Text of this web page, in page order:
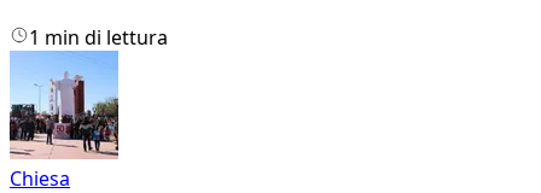
1 min di lettura
Chiesa